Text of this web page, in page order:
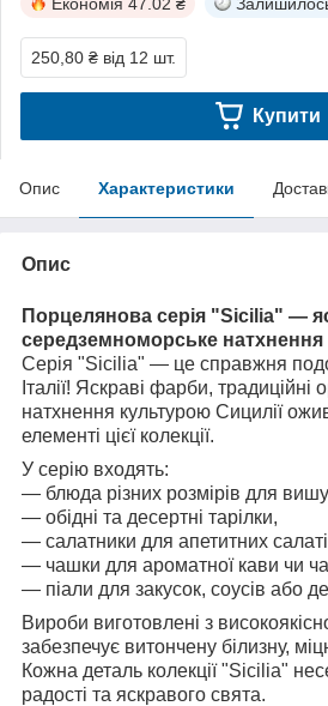
250,80 ₴ від 12 шт.
Купити
Опис Характеристики
Опис
Порцелянова серія "Sicilia" —
середземноморське натхнення
Серія "Sicilia" — це справжня
Італії! Яскраві фарби, традиційні
натхнення культурою Сицилії
елементі цієї колекції.
У серію входять:
— блюда різних розмірів для
— обідні та десертні тарілки,
— салатники для апетитних
— чашки для ароматної кави чи
— піали для закусок, соусів або
Вироби виготовлені з
забезпечує витончену білизну,
Кожна деталь колекції "Sicilia"
радості та яскравого свята.